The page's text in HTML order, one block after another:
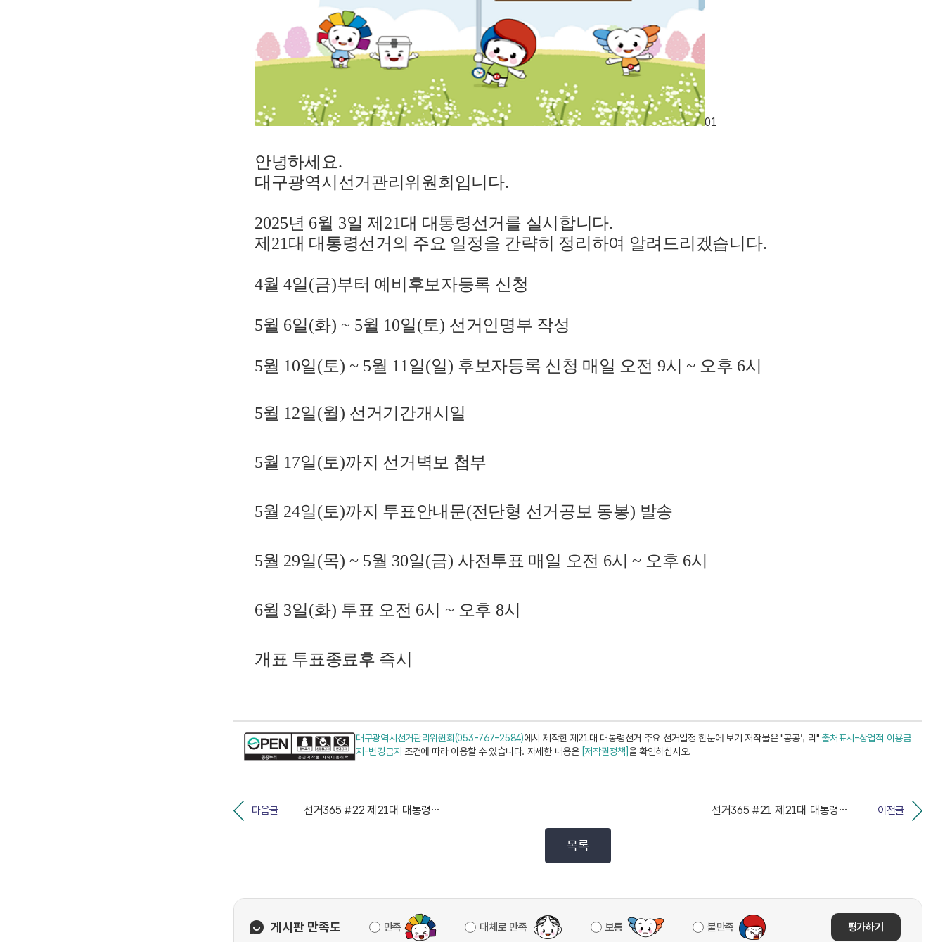
01
안녕하세요.
대구광역시선거관리위원회입니다.
2025년 6월 3일 제 21대 대통령선거를 실시합니다.
제 21대 대통령선거의 주요 일정을 간략히 정리하여 알려드리겠습니다.
4월4일(금)부터 예비후보자등록 신청
5월 6일(화) ~ 5월 10일(토) 선거인명부 작성
5월 10일(토) ~ 5월 11 일(일) 후보자등록 신청 매일 오전 9시~ 오후 6시
5월 12일(월) 선거기간개시일
5월 17일(토)까지 선거벽보 첩부
5월 24일(토)까지 투표안내문(전단형 선거공보 동봉) 발송
5월 29일(목) ~ 5월 30일(금) 사전투표 매일 오전 6시~ 오후 6시
6월 3일(화) 투표 오전 6시 ~ 오후 8시
개표 투표종료후 즉시
대구광역시선거관리위원회(053-767-2584)에서 제작한 제21대 대통령선거 주요 선거일정 한눈에 보기 저작물은 "공공누리" 출처표시-상업적 이용금
지-변경금지 조건에 따라 이용할 수 있습니다. 자세한 내용은 [저작권정책]을 확인하십시오.
다음글 선거365 #22 제21대 대통령선거 예비후보자 등록 ... 이전글
선거365 #21 제21대 대통령선거 예비후보자 등록 ...
목록
게시판 만족도 만족 대체로 만족 보통 불만족 평가하기